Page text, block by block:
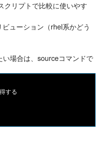
クリプトで比較に使いやす
ューション（rhel系かどう
場合は、sourceコマンドで
する